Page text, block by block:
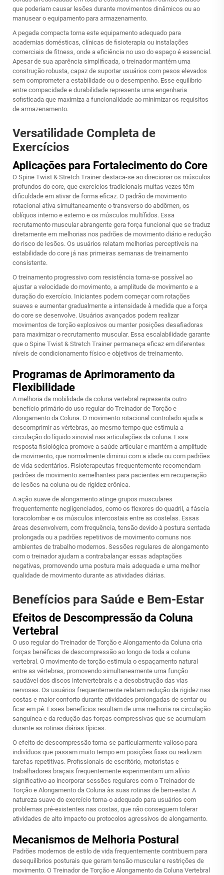
que poderiam causar lesões durante movimentos dinâmicos ou ao
manusear o equipamento para armazenamento.
A pegada compacta torna este equipamento adequado para
academias domésticas, clínicas de fisioterapia ou instalações
comerciais de fitness, onde a eficiência no uso do espaço é essencial.
Apesar de sua aparência simplificada, o treinador mantém uma
construção robusta, capaz de suportar usuários com pesos elevados
sem comprometer a estabilidade ou o desempenho. Esse equilíbrio
entre compacidade e durabilidade representa uma engenharia
sofisticada que maximiza a funcionalidade ao minimizar os requisitos
de armazenamento.
Versatilidade Completa de
Exercícios
Aplicações para Fortalecimento do Core
O Spine Twist & Stretch Trainerdestaca-se ao direcionar os músculos
profundos do core, que exercícios tradicionais muitas vezes têm
dificuldade em ativar de forma eficaz. O padrão de movimento
rotacional ativa simultaneamente o transverso do abdômen, os
oblíquos interno e externo e os músculos multífidos. Essa
recrutamento muscular abrangente gera força funcional que se traduz
diretamente em melhorias nos padrões de movimento diário e redução
do risco de lesões. Os usuários relatam melhorias perceptíveis na
estabilidade do core já nas primeiras semanas de treinamento
consistente.
O treinamento progressivo com resistência torna-se possível ao
ajustar a velocidade do movimento, a amplitude de movimento e a
duração do exercício. Iniciantes podem começar com rotações
suaves e aumentar gradualmente a intensidade à medida que a força
do core se desenvolve. Usuários avançados podem realizar
movimentos de torção explosivos ou manter posições desafiadoras
para maximizar o recrutamento muscular. Essa escalabilidade garante
que o Spine Twist & Stretch Trainer permaneça eficaz em diferentes
níveis de condicionamento físico e objetivos de treinamento.
Programas de Aprimoramento da
Flexibilidade
A melhoria da mobilidade da coluna vertebral representa outro
benefício primário do uso regular do Treinador de Torção e
Alongamento da Coluna. O movimento rotacional controlado ajuda a
descomprimir as vértebras, ao mesmo tempo que estimula a
circulação do líquido sinovial nas articulações da coluna. Essa
resposta fisiológica promove a saúde articular e mantém a amplitude
de movimento, que normalmente diminui com a idade ou com padrões
de vida sedentários. Fisioterapeutas frequentemente recomendam
padrões de movimento semelhantes para pacientes em recuperação
de lesões na coluna ou de rigidez crônica.
A ação suave de alongamento atinge grupos musculares
frequentemente negligenciados, como os flexores do quadril, a fáscia
toracolombar e os músculos intercostais entre as costelas. Essas
áreas desenvolvem, com frequência, tensão devido à postura sentada
prolongada ou a padrões repetitivos de movimento comuns nos
ambientes de trabalho modernos. Sessões regulares de alongamento
com o treinador ajudam a contrabalançar essas adaptações
negativas, promovendo uma postura mais adequada e uma melhor
qualidade de movimento durante as atividades diárias.
Benefícios para Saúde e Bem-Estar
Efeitos de Descompressão da Coluna
Vertebral
O uso regular do Treinador de Torção e Alongamento da Coluna cria
forças benéficas de descompressão ao longo de toda a coluna
vertebral. O movimento de torção estimula o espaçamento natural
entre as vértebras, promovendo simultaneamente uma função
saudável dos discos intervertebrais e a desobstrução das vias
nervosas. Os usuários frequentemente relatam redução da rigidez nas
costas e maior conforto durante atividades prolongadas de sentar ou
ficar em pé. Esses benefícios resultam de uma melhoria na circulação
sanguínea e da redução das forças compressivas que se acumulam
durante as rotinas diárias típicas.
O efeito de descompressão torna-se particularmente valioso para
indivíduos que passam muito tempo em posições fixas ou realizam
tarefas repetitivas. Profissionais de escritório, motoristas e
trabalhadores braçais frequentemente experimentam um alívio
significativo ao incorporar sessões regulares com o Treinador de
Torção e Alongamento da Coluna às suas rotinas de bem-estar. A
natureza suave do exercício torna-o adequado para usuários com
problemas pré-existentes nas costas, que não conseguem tolerar
atividades de alto impacto ou protocolos agressivos de alongamento.
Mecanismos de Melhoria Postural
Padrões modernos de estilo de vida frequentemente contribuem para
desequilíbrios posturais que geram tensão muscular e restrições de
movimento. O Treinador de Torção e Alongamento da Coluna Vertebral